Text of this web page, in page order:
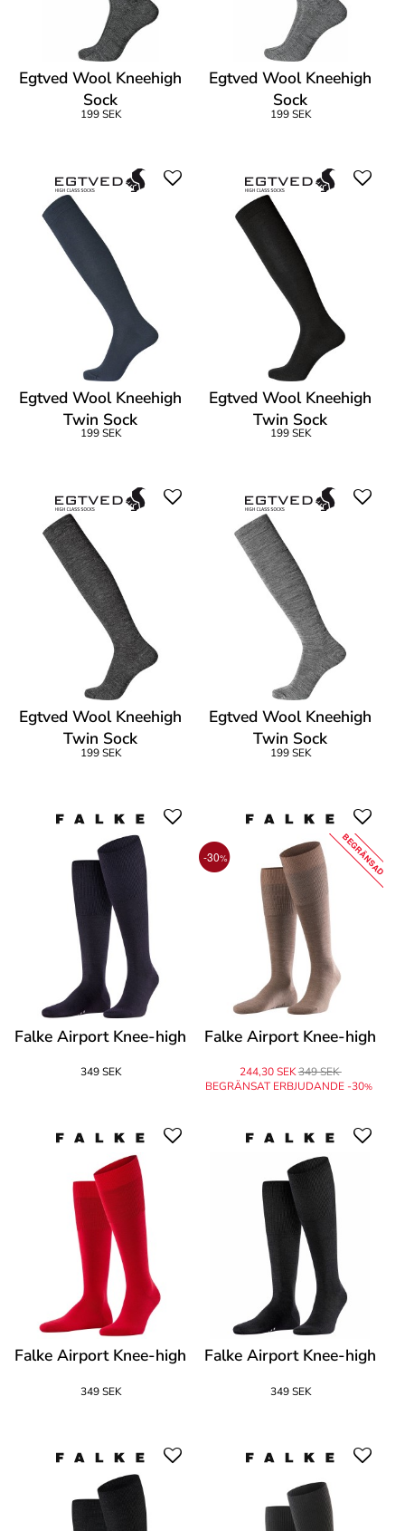
Egtved Wool Kneehigh
Sock
199 SEK
Egtved Wool Kneehigh
Sock
199 SEK
Egtved Wool Kneehigh
Twin Sock
199 SEK
Egtved Wool Kneehigh
Twin Sock
199 SEK
Egtved Wool Kneehigh
Twin Sock
199 SEK
Egtved Wool Kneehigh
Twin Sock
199 SEK
Falke Airport Knee-high
349 SEK
-30% BEGRÄNSAD
Falke Airport Knee-high
244,30 SEK349 SEK
BEGRÄNSAT ERBJUDANDE -30%
Falke Airport Knee-high
349 SEK
Falke Airport Knee-high
349 SEK